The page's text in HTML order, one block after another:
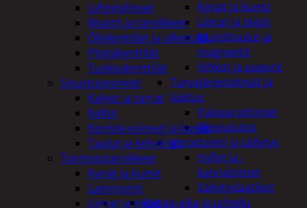
Kynät ja kumit
Liimat ja teipit
Muistitaulut ja
magneetit
Vihkot ja paperit
Turvajärjestelmät ja
lukitus
Palovaroittimet
Riippulukot
Varastointi ja säilytys
Hyllyt ja -
kannattimet
Säilytyslaatikot
Vapaa-aika ja urheilu
Lyhtytelineet
Muotit ja tarvikkeet
Öljykynttilät ja ulkotulet
Pöytäkynttilät
Tuoksukynttilät
Sisustusesineet
Kalvot ja tarrat
Kellot
Koriste-esineet ja kasvit
Taulut ja kehykset
Toimistotarvikkeet
Kynät ja kumit
Laminointi
Liimat ja teipit